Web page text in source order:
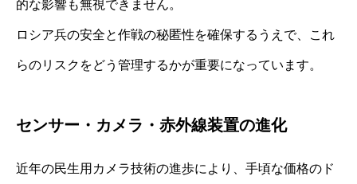
的な影響も無視できません。
ロシア兵の安全と作戦の秘匿性を確保するうえで、これ
らのリスクをどう管理するかが重要になっています。
センサー・カメラ・赤外線装置の進化
近年の民生用カメラ技術の進歩により、手頃な価格のド